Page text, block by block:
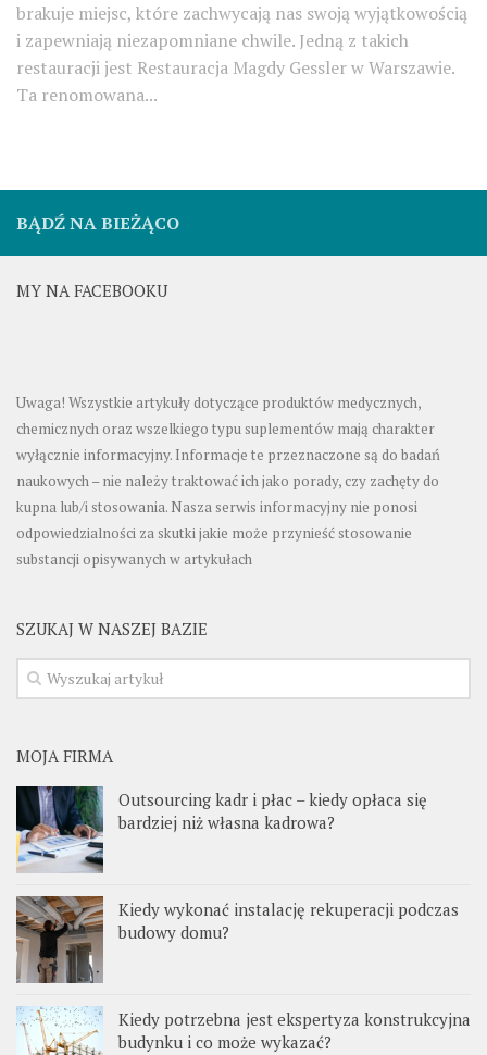
brakuje miejsc, które zachwycają nas swoją wyjątkowością
i zapewniają niezapomniane chwile. Jedną z takich
restauracji jest Restauracja Magdy Gessler w Warszawie.
Ta renomowana...
BĄDŹ NA BIEŻĄCO
MY NA FACEBOOKU
Uwaga! Wszystkie artykuły dotyczące produktów medycznych,
chemicznych oraz wszelkiego typu suplementów mają charakter
wyłącznie informacyjny. Informacje te przeznaczone są do badań
naukowych – nie należy traktować ich jako porady, czy zachęty do
kupna lub/i stosowania. Nasza serwis informacyjny nie ponosi
odpowiedzialności za skutki jakie może przynieść stosowanie
substancji opisywanych w artykułach
SZUKAJ W NASZEJ BAZIE
MOJA FIRMA
Outsourcing kadr i płac – kiedy opłaca się
bardziej niż własna kadrowa?
Kiedy wykonać instalację rekuperacji podczas
budowy domu?
Kiedy potrzebna jest ekspertyza konstrukcyjna
budynku i co może wykazać?